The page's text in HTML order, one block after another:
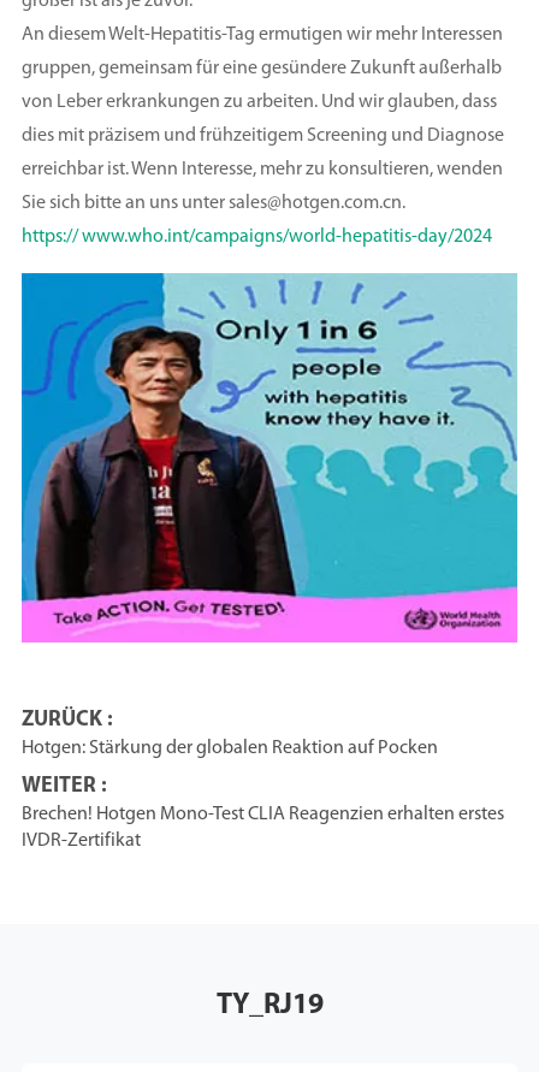
An diesem Welt-Hepatitis-Tag ermutigen wir mehr Interessen
gruppen, gemeinsam für eine gesündere Zukunft außerhalb
von Leber erkrankungen zu arbeiten. Und wir glauben, dass
dies mit präzisem und frühzeitigem Screening und Diagnose
erreichbar ist. Wenn Interesse, mehr zu konsultieren, wenden
Sie sich bitte an uns unter sales@hotgen.com.cn.
https:// www.who.int/campaigns/world-hepatitis-day/2024
ZURÜCK :
Hotgen: Stärkung der globalen Reaktion auf Pocken
WEITER :
Brechen! Hotgen Mono-Test CLIA Reagenzien erhalten erstes
IVDR-Zertifikat
TY_RJ19